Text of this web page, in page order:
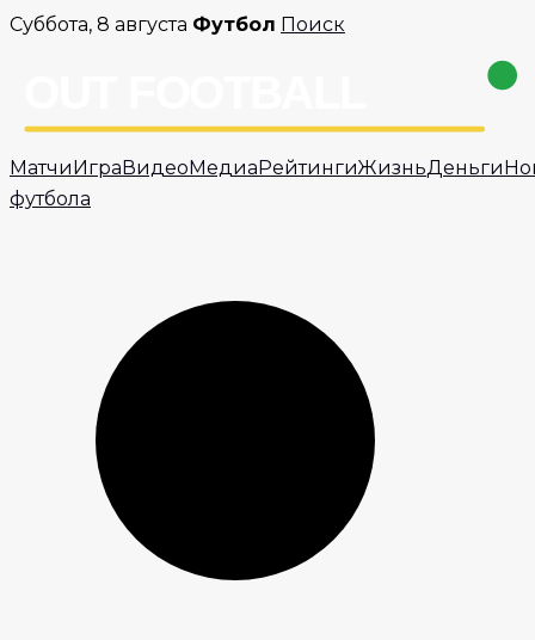
Перейти
Суббота, 8 августа Футбол Поиск
Матчи Игра Видео Медиа РейтингиЖизньДеньги
футбола